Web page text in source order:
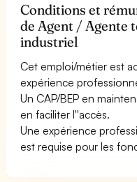
Conditions et
de Agent / Agente
industriel
Cet emploi/métier est
expérience
Un CAP/BEP en
en faciliter l''accès.
Une expérience
est requise pour les